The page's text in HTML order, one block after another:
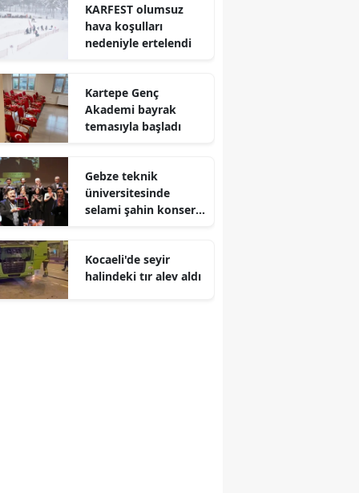
Kırşehir
Konya
Kütahya
Manisa
Mardin
KARFEST olumsuz
hava koşulları
nedeniyle ertelendi
Kartepe Genç
Akademi bayrak
temasıyla başladı
Gebze teknik
üniversitesinde
selami şahin konseri
Kocaeli'de seyir
halindeki tır alev aldı